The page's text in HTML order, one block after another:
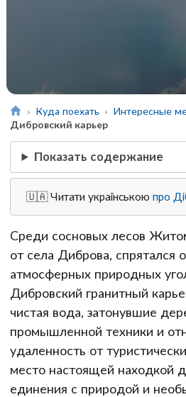
Куда поехать
Интересные
Дибровский карьер
Показать содержание
🇺🇦 Читати українськоюпро
Среди сосновых лесов
от села Диброва, спрятался
атмосферных природных
Дибровский гранитный
чистая вода, затонувшие
промышленной техники и
удаленность от
место настоящей находкой
единения с природой и